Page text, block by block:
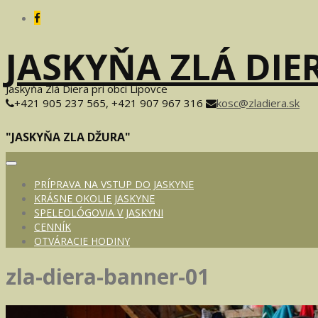
JASKYŇA ZLÁ
Jaskyňa Zlá Diera pri obci Lipovce
+421 905 237 565, +421 907 967 316
kosc@zladiera.sk
"JASKYŇA ZLA DŽURA"
Toggle
navigationPRÍPRAVA NA VSTUP DO JASKYNE
KRÁSNE OKOLIE JASKYNE
SPELEOLÓGOVIA V JASKYNI
CENNÍK
OTVÁRACIE HODINY
zla-diera-banner-01